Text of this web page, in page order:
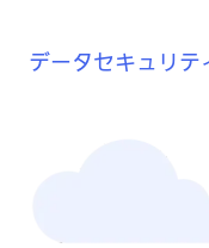
データセキュリテ